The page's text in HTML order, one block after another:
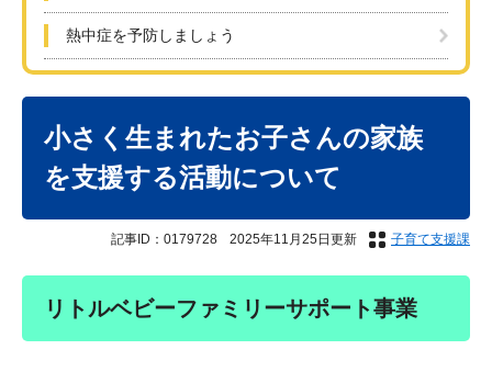
熱中症を予防しましょう
小さく生まれたお子さんの家族
を支援する活動について
記事ID：0179728 2025年11月25日更新 子育て支援課
リトルベビーファミリーサポート事業